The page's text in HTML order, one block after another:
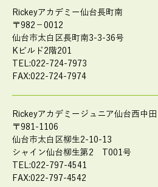
Rickeyアカデミー仙台長町南
〒982－0012
仙台市太白区長町南3-3-36号
Kビルド2階201
TEL:022-724-7973
FAX:022-724-7974
Rickeyアカデミージュニア仙台西中田
〒981-1106
仙台市太白区柳生2-10-13
シャイン仙台柳生第2 T001号
TEL:022-797-4541
FAX:022-797-4542